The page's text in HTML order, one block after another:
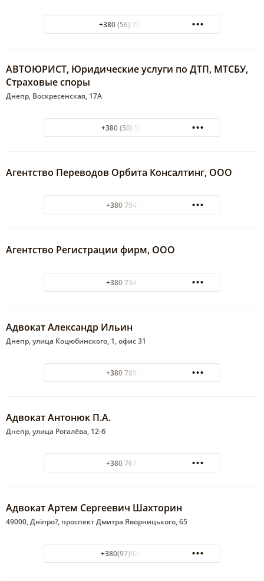
+380 (56) 796-08-80
АВТОЮРИСТ, Юридические услуги по ДТП, МТСБУ,
Страховые споры
Днепр, Воскресенская, 17А
+380 (50) 5672918
Агентство Переводов Орбита Консалтинг, ООО
+380 794-67-04
Агентство Регистрации фирм, ООО
+380 734-46-64
Адвокат Александр Ильин
Днепр, улица Коцюбинского, 1, офис 31
+380 789-26-99
Адвокат Антонюк П.А.
Днепр, улица Рогалёва, 12-б
+380 767-08-24
Адвокат Артем Сергеевич Шахторин
49000, Дніпро?, проспект Дмитра Яворницького, 65
+380(97)928-47-23